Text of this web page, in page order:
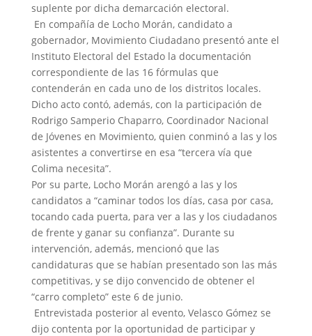
suplente por dicha demarcación electoral.
En compañía de Locho Morán, candidato a
gobernador, Movimiento Ciudadano presentó ante el
Instituto Electoral del Estado la documentación
correspondiente de las 16 fórmulas que
contenderán en cada uno de los distritos locales.
Dicho acto contó, además, con la participación de
Rodrigo Samperio Chaparro, Coordinador Nacional
de Jóvenes en Movimiento, quien conminó a las y los
asistentes a convertirse en esa “tercera vía que
Colima necesita”.
Por su parte, Locho Morán arengó a las y los
candidatos a “caminar todos los días, casa por casa,
tocando cada puerta, para ver a las y los ciudadanos
de frente y ganar su confianza”. Durante su
intervención, además, mencionó que las
candidaturas que se habían presentado son las más
competitivas, y se dijo convencido de obtener el
“carro completo” este 6 de junio.
Entrevistada posterior al evento, Velasco Gómez se
dijo contenta por la oportunidad de participar y